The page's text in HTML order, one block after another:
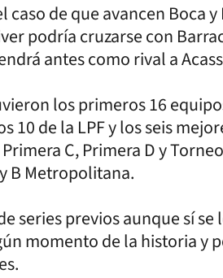
caso de que avancen Boca
podría cruzarse con
antes como rival a
los primeros 16
10 de la LPF y los seis
C, Primera D y
B Metropolitana.
series previos aunque sí
momento de la historia y